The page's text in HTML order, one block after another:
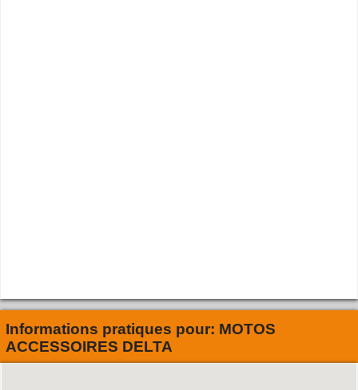
Informations pratiques pour: MOTOS
ACCESSOIRES DELTA